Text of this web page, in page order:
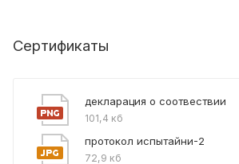
Сертификаты
декларация о соотвествии
101,4 кб
протокол испытайни-2
72,9 кб